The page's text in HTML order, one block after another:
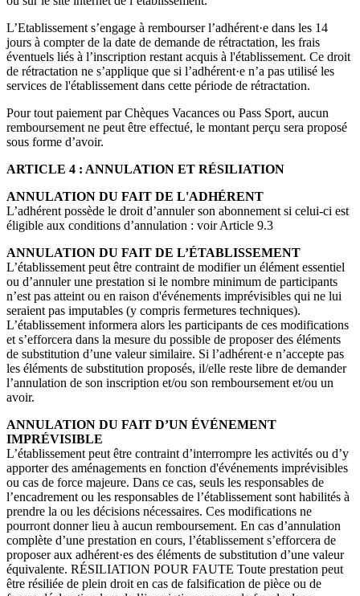
L’Etablissement s’engage à rembourser l’adhérent·e dans les 14
jours à compter de la date de demande de rétractation, les frais
éventuels liés à l’inscription restant acquis à l'établissement. Ce droit
de rétractation ne s’applique que si l’adhérent·e n’a pas utilisé les
services de l'établissement dans cette période de rétractation.
Pour tout paiement par Chèques Vacances ou Pass Sport, aucun
remboursement ne peut être effectué, le montant perçu sera proposé
sous forme d’avoir.
ARTICLE 4 : ANNULATION ET RÉSILIATION
ANNULATION DU FAIT DE L'ADHÉRENT
L’adhérent possède le droit d’annuler son abonnement si celui-ci est
éligible aux conditions d’annulation : voir Article 9.3
ANNULATION DU FAIT DE L’ÉTABLISSEMENT
L’établissement peut être contraint de modifier un élément essentiel
ou d’annuler une prestation si le nombre minimum de participants
n’est pas atteint ou en raison d'événements imprévisibles qui ne lui
seraient pas imputables (y compris fermetures techniques).
L’établissement informera alors les participants de ces modifications
et s’efforcera dans la mesure du possible de proposer des éléments
de substitution d’une valeur similaire. Si l’adhérent·e n’accepte pas
les éléments de substitution proposés, il/elle reste libre de demander
l’annulation de son inscription et/ou son remboursement et/ou un
avoir.
ANNULATION DU FAIT D’UN ÉVÉNEMENT
IMPRÉVISIBLE
L’établissement peut être contraint d’interrompre les activités ou d’y
apporter des aménagements en fonction d'événements imprévisibles
ou cas de force majeure. Dans ce cas, seuls les responsables de
l’encadrement ou les responsables de l’établissement sont habilités à
prendre la ou les décisions nécessaires. Ces modifications ne
pourront donner lieu à aucun remboursement. En cas d’annulation
complète d’une prestation en cours, l’établissement s’efforcera de
proposer aux adhérent·es des éléments de substitution d’une valeur
équivalente. RÉSILIATION POUR FAUTE Toute prestation peut
être résiliée de plein droit en cas de falsification de pièce ou de